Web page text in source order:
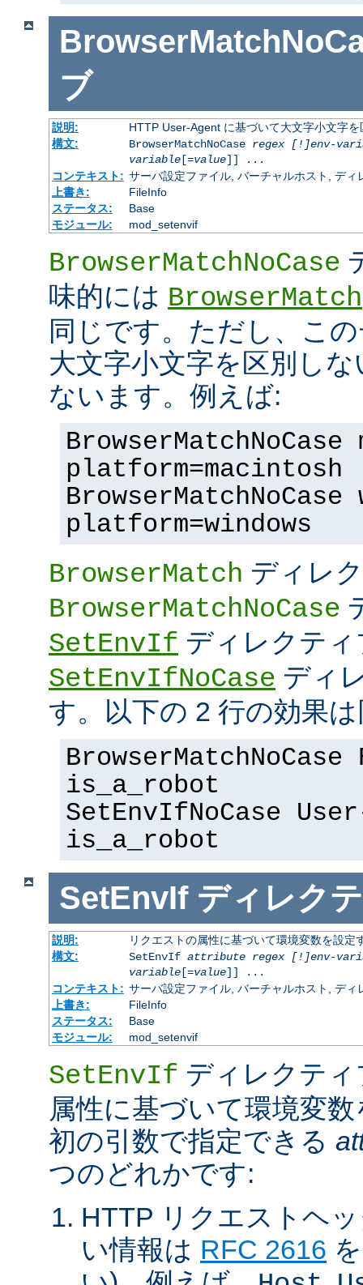
ブ
説明:
HTTP User-Agent に基づいて大文字小文字
構文:
BrowserMatchNoCase regex [!]env-
variable[=value]] ...
コンテキスト: サーバ設定ファイル, バーチャルホスト, ディ
上書き:
FileInfo
ステータス:
Base
モジュール:
mod_setenvif
BrowserMatchNoCase
味的には BrowserMatch
同じです。ただし、こ
大文字小文字を区別し
ないます。例えば:
BrowserMatchNoCase
platform=macintosh
BrowserMatchNoCase
platform=windows
BrowserMatch ディレ
BrowserMatchNoCase
SetEnvIf ディレクティ
SetEnvIfNoCase ディ
す。以下の 2 行の効果
BrowserMatchNoCase
is_a_robot
SetEnvIfNoCase
is_a_robot
SetEnvIf ディレク
説明:
リクエストの属性に基づいて環境変数を設定
構文:
SetEnvIf attribute regex [!]env-
variable[=value]] ...
コンテキスト: サーバ設定ファイル, バーチャルホスト, ディ
上書き:
FileInfo
ステータス:
Base
モジュール:
mod_setenvif
SetEnvIf ディレクテ
属性に基づいて環境変
初の引数で指定できる
つのどれかです:
HTTP リクエストヘ
い情報は RFC 2616